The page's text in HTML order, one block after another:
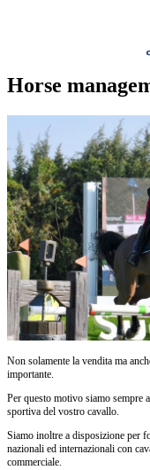
Horse
Non solamente la vendita ma
importante.
Per questo motivo siamo sempre
sportiva del vostro cavallo.
Siamo inoltre a disposizione per
nazionali ed internazionali con
commerciale.